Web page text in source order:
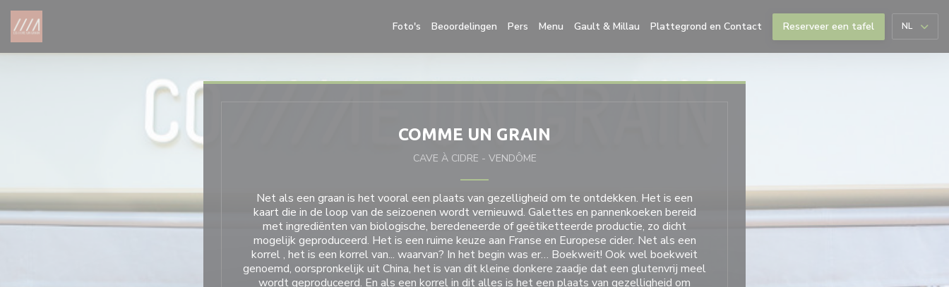
Cookies beheer paneel
Foto's Beoordelingen Pers Menu ((opent in een nieuw venster))
Gault & Millau ((opent in een nieuw venster))
Plattegrond en Contact Reserveer een tafel NL
COMME UN GRAIN
CAVE À CIDRE - VENDÔME
Net als een graan is het vooraleen plaats van gezelligheid om te ontdekken. Het is een
kaart die in de loop van de seizoenen wordt vernieuwd. Galettes en pannenkoeken bereid
met ingrediënten van biologische, beredeneerde of geëtiketteerde productie, zo dicht
mogelijk geproduceerd. Het is een ruime keuze aan Franse en Europese cider. Net als een
korrel, het is een korrelvan... waarvan? In het begin was er… Boekweit! Ook wel boekweit
genoemd, oorspronkelijk uit China, het is van dit kleine donkere zaadje dat een glutenvrij meel
wordt geproduceerd. En als een korrelin dit alles is het een plaats van gezelligheid om